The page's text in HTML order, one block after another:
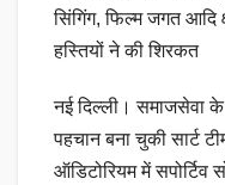
सिंगिंग, फिल्म जगत आदि
हस्तियों ने की शिरकत
नई दिल्ली। समाजसेवा के
पहचान बना चुकी सार्ट
ऑडिटोरियम में